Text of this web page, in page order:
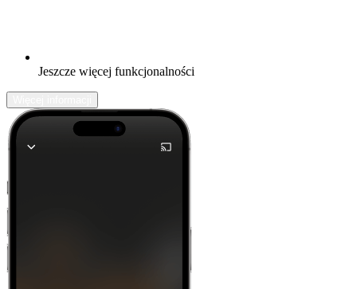
Jeszcze więcej funkcjonalności